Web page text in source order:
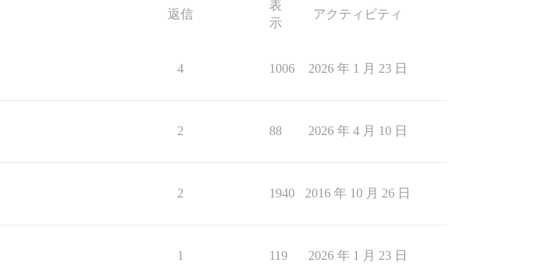
返信
表
示
アクティビティ
4 1006 2026 年 1 月 23 日
2 88 2026 年 4 月 10 日
2 1940 2016 年 10 月 26 日
1 119 2026 年 1 月 23 日